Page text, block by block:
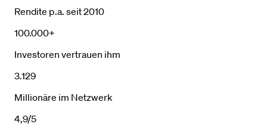
Rendite p.a. seit 2010
100.000+
Investoren vertrauen ihm
3.129
Millionäre im Netzwerk
4,9/5